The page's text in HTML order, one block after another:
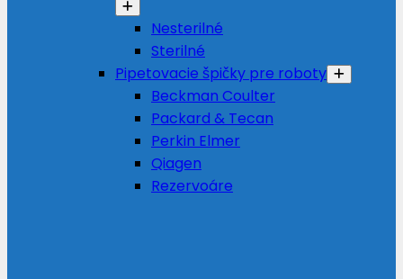
Nesterilné
Sterilné
Pipetovacie špičky pre roboty
Beckman Coulter
Packard & Tecan
Perkin Elmer
Qiagen
Rezervoáre